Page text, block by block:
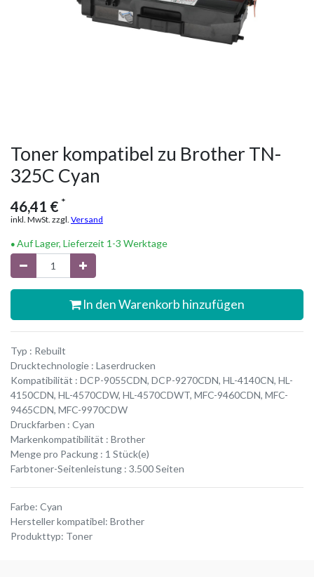
Toner kompatibel zu Brother TN-
325C Cyan
46,41 € *
inkl. MwSt. zzgl. Versand
Auf Lager, Lieferzeit 1-3 Werktage
In den Warenkorb hinzufügen
Typ : Rebuilt
Drucktechnologie : Laserdrucken
Kompatibilität : DCP-9055CDN, DCP-9270CDN, HL-4140CN, HL-
4150CDN, HL-4570CDW, HL-4570CDWT, MFC-9460CDN, MFC-
9465CDN, MFC-9970CDW
Druckfarben : Cyan
Markenkompatibilität : Brother
Menge pro Packung : 1 Stück(e)
Farbtoner-Seitenleistung : 3.500 Seiten
Farbe: Cyan
Hersteller kompatibel: Brother
Produkttyp: Toner